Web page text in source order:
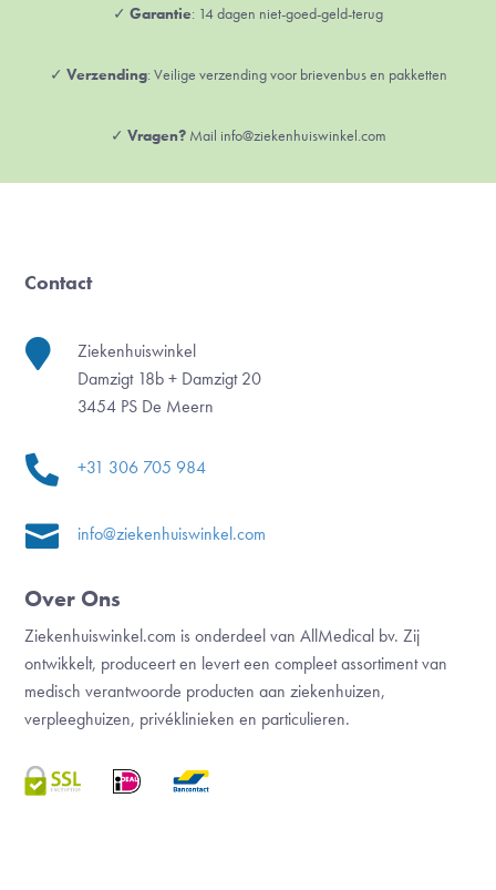
✓ Garantie: 14 dagen niet-goed-geld-terug
✓ Verzending: Veilige verzending voor brievenbus en pakketten
✓ Vragen?Mail info@ziekenhuiswinkel.com
Contact

Ziekenhuiswinkel
Damzigt 18b + Damzigt 20
3454 PS De Meern
 +31 306 705 984
 info@ziekenhuiswinkel.com
Over Ons
Ziekenhuiswinkel.com is onderdeel van AllMedical bv. Zij
ontwikkelt, produceert en levert een compleet assortiment van
medisch verantwoorde producten aan ziekenhuizen,
verpleeghuizen, privéklinieken en particulieren.